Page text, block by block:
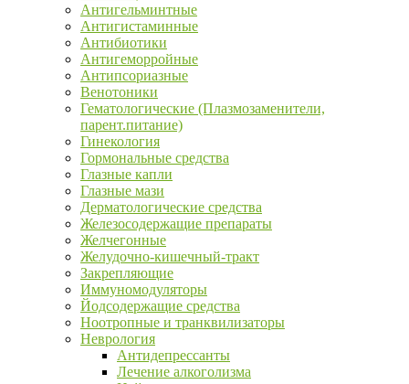
Антигельминтные
Антигистаминные
Антибиотики
Антигеморройные
Антипсориазные
Венотоники
Гематологические (Плазмозаменители,
парент.питание)
Гинекология
Гормональные средства
Глазные капли
Глазные мази
Дерматологические средства
Железосодержащие препараты
Желчегонные
Желудочно-кишечный-тракт
Закрепляющие
Иммуномодуляторы
Йодсодержащие средства
Ноотропные и транквилизаторы
Неврология
Антидепрессанты
Лечение алкоголизма